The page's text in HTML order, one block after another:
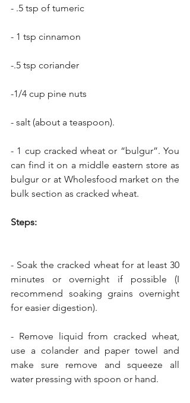
- .5 tsp of tumeric
- 1 tsp cinnamon
-.5 tsp coriander
-1/4 cup pine nuts
- salt (about a teaspoon).
- 1 cup cracked wheat or “bulgur”. You
can find it on a middle eastern store as
bulgur or at Wholesfood market on the
bulk section as cracked wheat.
Steps:
- Soak the cracked wheat for at least 30
minutes or overnight if possible (I
recommend soaking grains overnight
for easier digestion).
- Remove liquid from cracked wheat,
use a colander and paper towel and
make sure remove and squeeze all
water pressing with spoon or hand.